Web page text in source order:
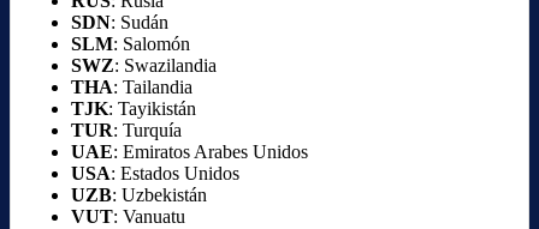
SDN: Sudán
SLM: Salomón
SWZ: Swazilandia
THA: Tailandia
TJK: Tayikistán
TUR: Turquía
UAE: Emiratos Arabes Unidos
USA: Estados Unidos
UZB: Uzbekistán
VUT: Vanuatu